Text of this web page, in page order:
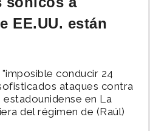
EE.UU. están
conducir 24
ataques contra
en La
del régimen de (Raúl)